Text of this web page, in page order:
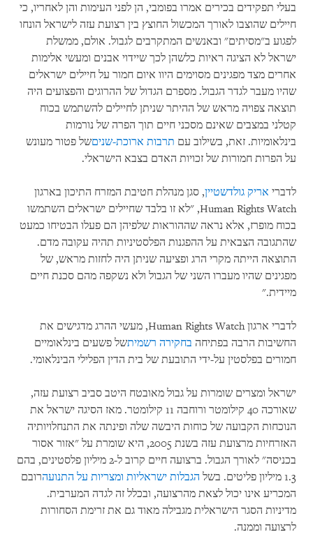
בעלי תפקידים בכירים אמרו בפומבי, הן לפני העימות והן לאחריו, כי
חיילים שהוצבו לאורך המכשול החוצץ בין רצועת עזה לישראל הונחו
לפגוע ב"מסיתים" ובאנשים המתקרבים לגבול. אולם, ממשלת
ישראל לא הציגה ראיות כלשהן לכך שיידוי אבנים ומעשי אלימות
אחרים מצד מפגינים מסוימים היוו איום חמור על חיילים ישראלים
שהיו מעבר לגדר הגבול. מספרם הגדול של ההרוגים והפצועים היה
תוצאה צפויה מראש של ההיתר שניתן לחיילים להשתמש בכוח
קטלני במצבים שאינם מסכני חיים תוך הפרה של נורמות
בינלאומיות. זאת, בשילוב עם תרבות ארוכת-שניםשל פטור מעונש
על הפרות חמורות של זכויות האדם בצבא הישראלי.
לדברי אריק גולדשטיין, סגן מנהלת חטיבת המזרח התיכון בארגון
Human Rights Watch, "לא זו בלבד שחיילים ישראלים השתמשו
בכוח מופרז, אלא נראה שההוראות שלפיהן הם פעלו הבטיחו כמעט
שהתגובה הצבאית על ההפגנות הפלסטיניות תהיה עקובה מדם.
התוצאה הייתה מקרי הרג ופציעה שניתן היה לחזות מראש, של
מפגינים שהיו מעברו השני של הגבול ולא נשקפה מהם סכנת חיים
מיידית."
לדברי ארגון Human Rights Watch, מעשי ההרג מדגישים את
החשיבות הרבה בפתיחה בחקירה רשמיתשל פשעים בינלאומיים
חמורים בפלסטין על-ידי התובעת של בית הדין הפלילי הבינלאומי.
ישראל ומצרים שומרות על גבול מאובטח היטב סביב רצועת עזה,
שאורכה 40 קילומטר ורוחבה 11 קילומטר. מאז הסיגה ישראל את
הנוכחות הקבועה של כוחות היבשה שלה ופינתה את התנחלויותיה
האזרחיות מרצועת עזה בשנת 2005, היא שומרת על "אזור אסור
בכניסה" לאורך הגבול. ברצועה חיים קרוב ל-2 מיליון פלסטינים, בהם
1.3 מיליון פליטים. בשל
הגבלות ישראליות ומצריות על התנועהרובם
המכריע אינו יכול לצאת מהרצועה, ובכלל זה לגדה המערבית.
מדיניות הסגר הישראלית מגבילה מאוד גם את זרימת הסחורות
לרצועה וממנה.